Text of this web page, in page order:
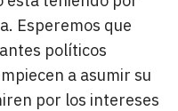
Esperemos que
políticos
a asumir su
por los intereses